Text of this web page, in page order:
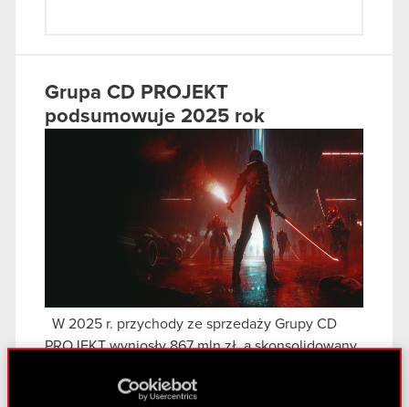
Grupa CD PROJEKT
podsumowuje 2025 rok
W 2025 r. przychody ze sprzedaży Grupy CD
PROJEKT wyniosły 867 mln zł, a skonsolidowany